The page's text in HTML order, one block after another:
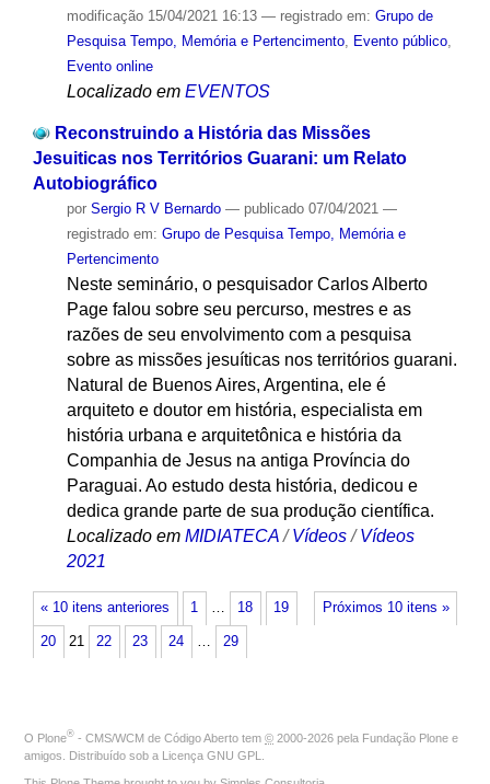
modificação15/04/2021 16:13 — registrado em: Grupo de
Pesquisa Tempo, Memória e Pertencimento, Evento público,
Evento online
Localizado em EVENTOS
Reconstruindo a História das Missões
Jesuiticas nos Territórios Guarani: um Relato
Autobiográfico
por Sergio R V Bernardo — publicado07/04/2021 —
registrado em: Grupo de Pesquisa Tempo, Memória e
Pertencimento
Neste seminário, o pesquisador Carlos Alberto
Page falou sobre seu percurso, mestres e as
razões de seu envolvimento com a pesquisa
sobre as missões jesuíticas nos territórios guarani.
Natural de Buenos Aires, Argentina, ele é
arquiteto e doutor em história, especialista em
história urbana e arquitetônica e história da
Companhia de Jesus na antiga Província do
Paraguai. Ao estudo desta história, dedicou e
dedica grande parte de sua produção científica.
Localizado em MIDIATECA /Vídeos /Vídeos
2021
« 10 itens anteriores Próximos 10 itens »
1 … 18 19
20 21 22 23 24 … 29
O Plone® - CMS/WCM de Código Aberto tem © 2000-2026 pela Fundação Plone e
amigos. Distribuído sob a Licença GNU GPL